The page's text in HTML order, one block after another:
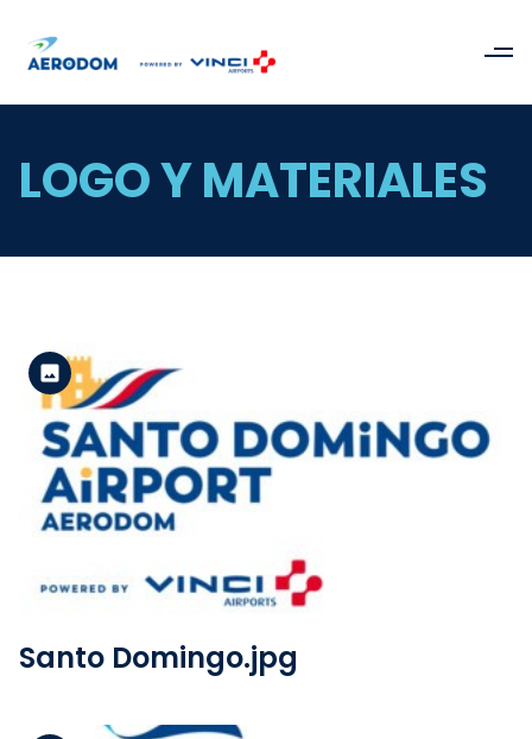
LOGO Y MATERIALES
Ver el archivo
Versión estándar
Santo Domingo.jpg